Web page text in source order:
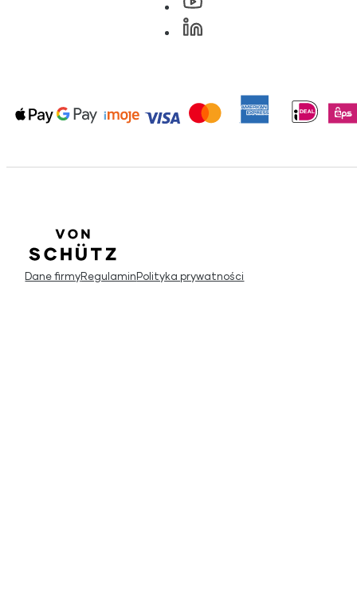
Dane firmyRegulaminPolityka prywatności